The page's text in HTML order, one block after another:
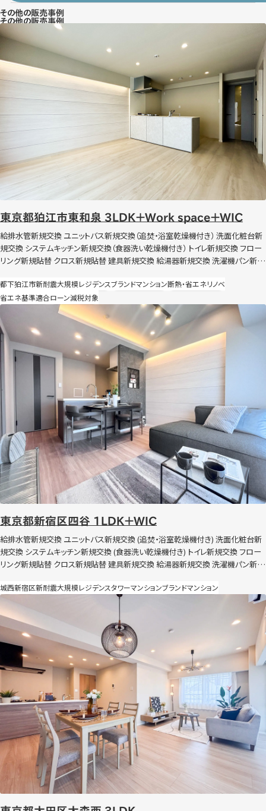
その他の販売事例
その他の販売事例
東京都狛江市東和泉 3LDK＋Work space＋WIC
東京都狛江市東和泉 3LDK＋Work space＋WIC
給排水管新規交換 ユニットバス新規交換（追焚・浴室乾燥機付き） 洗面化粧台新
規交換 システムキッチン新規交換（食器洗い乾燥機付き） トイレ新規交換 フロー
リング新規貼替 クロス新規貼替 建具新規交換 給湯器新規交換 洗濯機パン新規
栓導入 内窓設置（Low-E 複層 高遮熱） 全灯照明LED化（玄関のみ人感センサー
付き）
都下狛江市新耐震大規模レジデンスブランドマンション断熱・省エネリノベ
省エネ基準適合ローン減税対象
東京都新宿区四谷 1LDK＋WIC
東京都新宿区四谷 1LDK＋WIC
給排水管新規交換 ユニットバス新規交換 (追焚・浴室乾燥機付き) 洗面化粧台新
規交換 システムキッチン新規交換 (食器洗い乾燥機付き) トイレ新規交換 フロー
リング新規貼替 クロス新規貼替 建具新規交換 給湯器新規交換 洗濯機パン新規
（玄関のみ人感センサー付き）
城西新宿区新耐震大規模レジデンスタワーマンションブランドマンション
東京都大田区大森西 3LDK